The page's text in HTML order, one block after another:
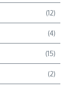
(12)
(4)
(15)
(2)